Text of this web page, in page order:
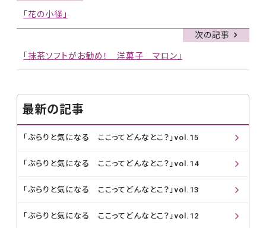
「花の小径」
次の記事
「抹茶ソフトがお勧め！ 洋菓子 マロン」
最新の記事
「ぶらりと気になる ここってどんなとこ？」vol.15
「ぶらりと気になる ここってどんなとこ？」vol.14
「ぶらりと気になる ここってどんなとこ？」vol.13
「ぶらりと気になる ここってどんなとこ？」vol.12